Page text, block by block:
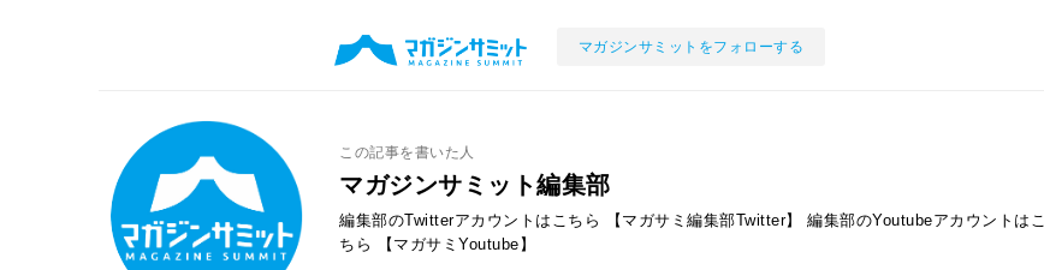
マガジンサミットをフォローする
この記事を書いた人
マガジンサミット編集部
編集部のTwitterアカウントはこちら 【マガサミ編集部Twitter】
編集部のYoutubeアカウントはこ
ちら
【マガサミYoutube】